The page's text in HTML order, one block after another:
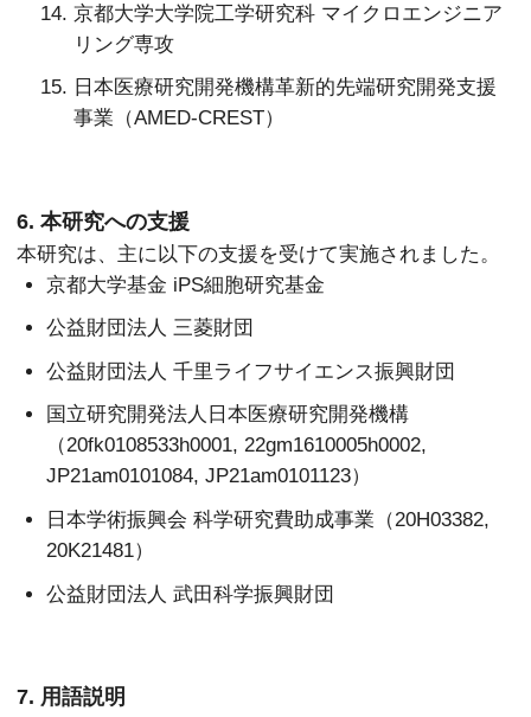
京都大学大学院工学研究科 マイクロエンジニア
リング専攻
日本医療研究開発機構革新的先端研究開発支援
事業（AMED-CREST）
6. 本研究への支援
本研究は、主に以下の支援を受けて実施されました。
京都大学基金 iPS細胞研究基金
公益財団法人 三菱財団
公益財団法人 千里ライフサイエンス振興財団
国立研究開発法人日本医療研究開発機構
（20fk0108533h0001, 22gm1610005h0002,
JP21am0101084, JP21am0101123）
日本学術振興会 科学研究費助成事業（20H03382,
20K21481）
公益財団法人 武田科学振興財団
7. 用語説明